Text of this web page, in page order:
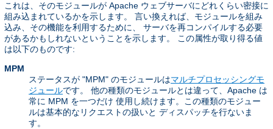
これは、そのモジュールが Apache ウェブサーバにどれくらい密接に
組み込まれているかを示します。 言い換えれば、モジュールを組み
込み、その機能を利用するために、 サーバを再コンパイルする必要
があるかもしれないということを示します。 この属性が取り得る値
は以下のものです:
MPM
ステータスが "MPM" のモジュールはマルチプロセッシングモ
ジュールです。 他の種類のモジュールとは違って、Apache は
常に MPM を一つだけ 使用し続けます。この種類のモジュー
ルは基本的なリクエストの扱いと ディスパッチを行ないま
す。